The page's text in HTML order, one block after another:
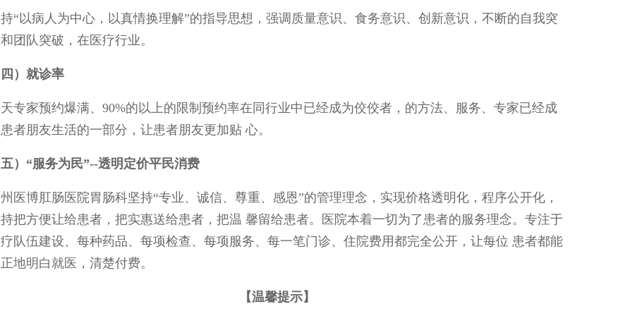
“以病人为中心，以真情换理解”的指导思想，强调质量意识、食务意识、创新意识，不断的自我突
团队突破，在医疗行业。
）就诊率
专家预约爆满、90%的以上的限制预约率在同行业中已经成为佼佼者，的方法、服务、专家已经成
者朋友生活的一部分，让患者朋友更加贴 心。
）“服务为民”--透明定价平民消费
医博肛肠医院胃肠科坚持“专业、诚信、尊重、感恩”的管理理念，实现价格透明化，程序公开化，
把方便让给患者，把实惠送给患者，把温 馨留给患者。医院本着一切为了患者的服务理念。专注于
队伍建设、每种药品、每项检查、每项服务、每一笔门诊、住院费用都完全公开，让每位 患者都能
地明白就医，清楚付费。
【温馨提示】